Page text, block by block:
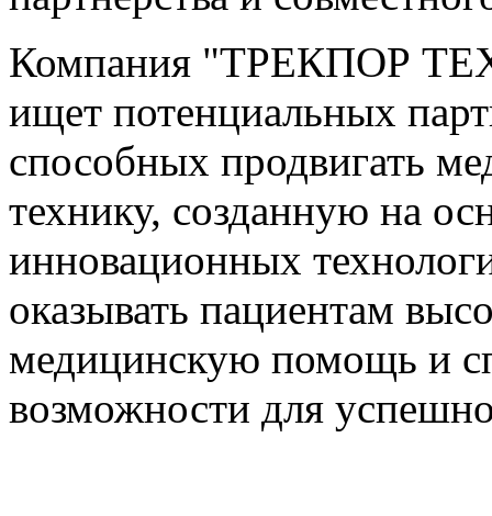
Компания "ТРЕКПОР
ищет потенциальных
способных продвигать
технику, созданную на
инновационных
оказывать пациентам
медицинскую помощь и
возможности для